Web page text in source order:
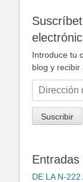
Introduce tu
blog y recibir
Dirección
correo
electrónico
Suscribir
DE LA N-222